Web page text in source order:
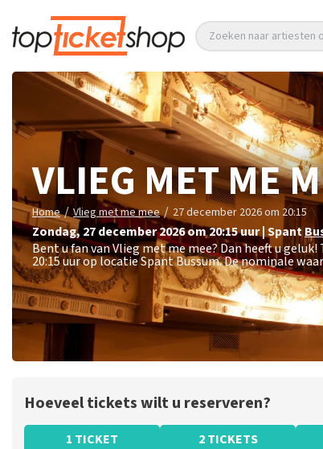
Zoeken naar artiesten
VLIEG MET ME
Home / Vlieg met me mee / 27 december 2026 om 20:15
zondag, 27 december 2026 om 20:15uur|Spant
Bent u fan van Vlieg met me mee? Dan heeft u
20:15 uur op locatie Spant Bussum. De nominale
Hoeveel tickets wilt u reserveren?
1 TICKET 2 TICKETS